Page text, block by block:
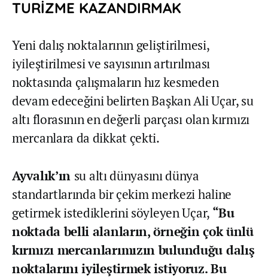
TURİZME KAZANDIRMAK
Yeni dalış noktalarının geliştirilmesi,
iyileştirilmesi ve sayısının artırılması
noktasında çalışmaların hız kesmeden
devam edeceğini belirten Başkan Ali Uçar, su
altı florasının en değerli parçası olan kırmızı
mercanlara da dikkat çekti.
Ayvalık’ın su altı dünyasını dünya
standartlarında bir çekim merkezi haline
getirmek istediklerini söyleyen Uçar, “Bu
noktada belli alanların, örneğin çok ünlü
kırmızı mercanlarımızın bulunduğu dalış
noktalarını iyileştirmek istiyoruz. Bu